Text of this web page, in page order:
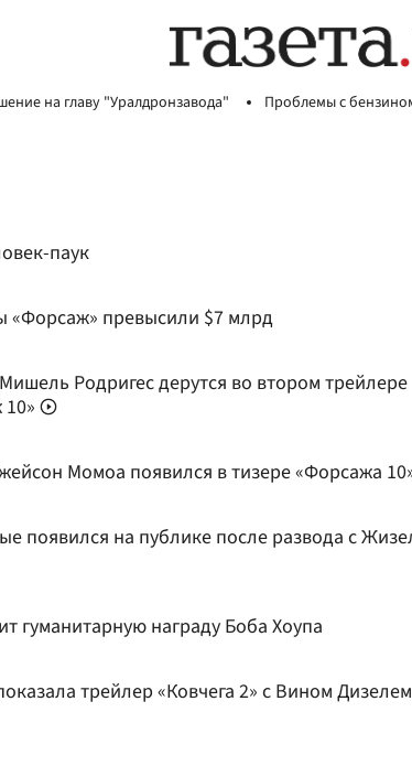
на главу "Уралдронзавода" Проблемы с
паук
превысили $7 млрд
Родригес дерутся во втором трейлере
Момоа появился в тизере «Форсажа
появился на публике после развода с
гуманитарную награду Боба Хоупа
трейлер «Ковчега 2» с Вином Дизелем